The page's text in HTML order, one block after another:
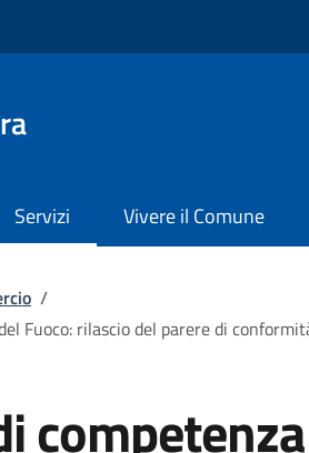
Servizi Vivere il Comune
/
Fuoco: rilascio del parere di